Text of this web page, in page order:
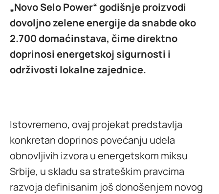
„Novo Selo Power“ godišnje proizvodi
dovoljno zelene energije da snabde oko
2.700 domaćinstava, čime direktno
doprinosi energetskoj sigurnosti i
održivosti lokalne zajednice.
Istovremeno, ovaj projekat predstavlja
konkretan doprinos povećanju udela
obnovljivih izvora u energetskom miksu
Srbije, u skladu sa strateškim pravcima
razvoja definisanim još donošenjem novog